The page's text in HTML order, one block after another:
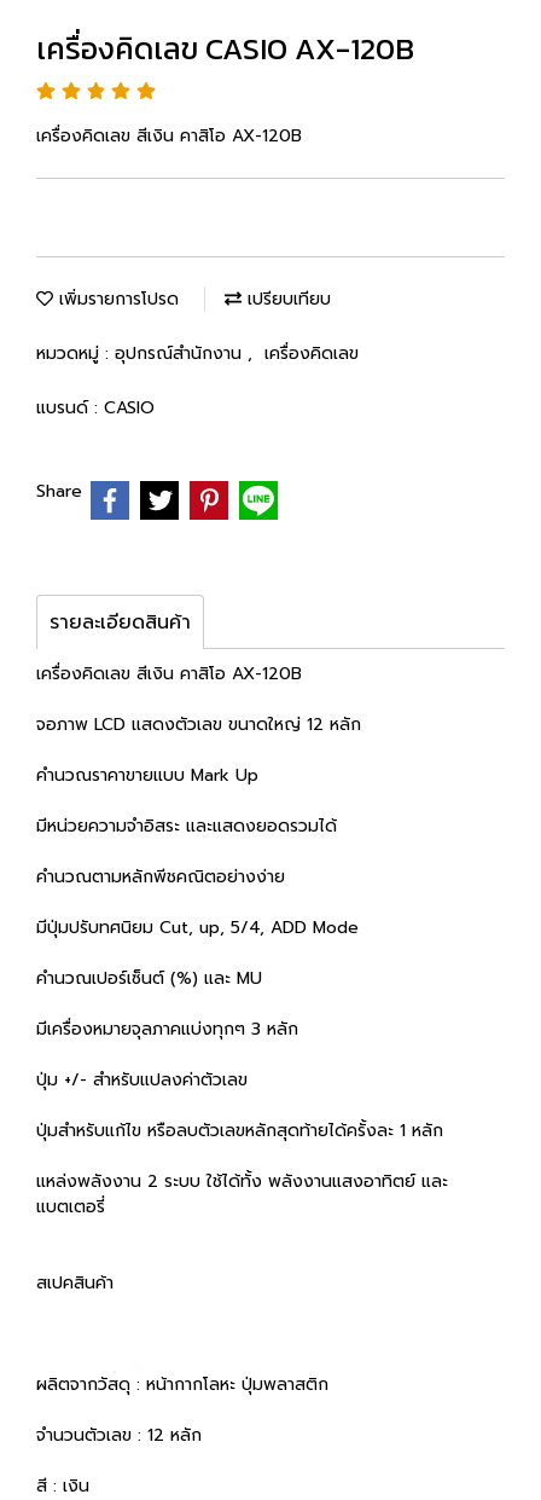
เครื่องคิดเลข CASIO AX-120B
เครื่องคิดเลข สีเงิน คาสิโอ AX-120B
เพิ่มรายการโปรด เปรียบเทียบ
หมวดหมู่ : อุปกรณ์สำนักงาน , เครื่องคิดเลข
แบรนด์ : CASIO
Share
รายละเอียดสินค้า
เครื่องคิดเลข สีเงิน คาสิโอ AX-120B
จอภาพ LCD แสดงตัวเลข ขนาดใหญ่ 12 หลัก
คำนวณราคาขายแบบ Mark Up
มีหน่วยความจำอิสระ และแสดงยอดรวมได้
คำนวณตามหลักพีชคณิตอย่างง่าย
มีปุ่มปรับทศนิยม Cut, up, 5/4, ADD Mode
คำนวณเปอร์เซ็นต์ (%) และ MU
มีเครื่องหมายจุลภาคแบ่งทุกๆ 3 หลัก
ปุ่ม +/- สำหรับแปลงค่าตัวเลข
ปุ่มสำหรับแก้ไข หรือลบตัวเลขหลักสุดท้ายได้ครั้งละ 1 หลัก
แหล่งพลังงาน 2 ระบบ ใช้ได้ทั้ง พลังงานแสงอาทิตย์ และ
แบตเตอรี่
สเปคสินค้า
ผลิตจากวัสดุ : หน้ากากโลหะ ปุ่มพลาสติก
จำนวนตัวเลข : 12 หลัก
สี : เงิน